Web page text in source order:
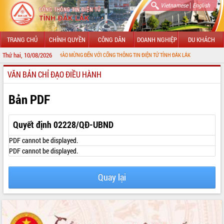
Vietnamese| English
TRANG CHỦ CHÍNH QUYỀN CÔNG DÂN DOANH NGHIỆP DU KHÁCH
Thứ hai, 10/08/2026CHÀO MỪNG ĐẾN VỚI CỔNG THÔNG TIN ĐIỆN TỬ TỈNH ĐẮK LẮK
GIỚI THIỆU
LÃNH ĐẠO UBND TỈNH
TIN TỨC SỰ KIỆN
SỞ, BAN, NGÀNH
UBND CÁC XÃ, PHƯỜNG
HỆ THỐNG VĂN BẢN
VĂN BẢN HĐND TỈNH
VĂN BẢN CHỈ ĐẠO ĐIỀU HÀNH
Bản PDF
Quyết định 02228/QĐ-UBND
PDF cannot be displayed.
PDF cannot be displayed.
Quay lại